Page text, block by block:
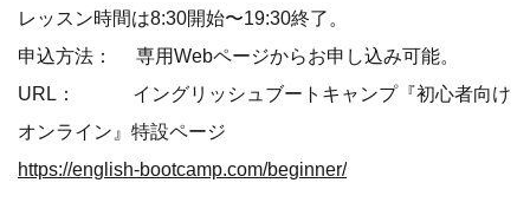
レッスン時間は8:30開始〜19:30終了。
申込方法： 専用Webページからお申し込み可能。
URL： イングリッシュブートキャンプ『初心者向け
オンライン』特設ページ
https://english-bootcamp.com/beginner/